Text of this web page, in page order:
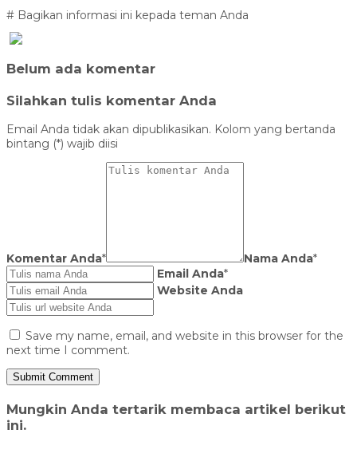
# Bagikan informasi ini kepada teman Anda
Belum ada komentar
Silahkan tulis komentar Anda
Email Anda tidak akan dipublikasikan. Kolom yang bertanda
bintang (*) wajib diisi
Komentar Anda* Nama Anda*
Email Anda*
Website Anda
Save my name, email, and website in this browser for the
next time I comment.
Mungkin Anda tertarik membaca artikel berikut
ini.